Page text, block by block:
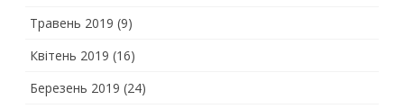
Травень 2019 (9)
Квітень 2019 (16)
Березень 2019 (24)